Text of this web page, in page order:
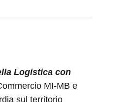
Logistica con
MI-MB e
sul territorio